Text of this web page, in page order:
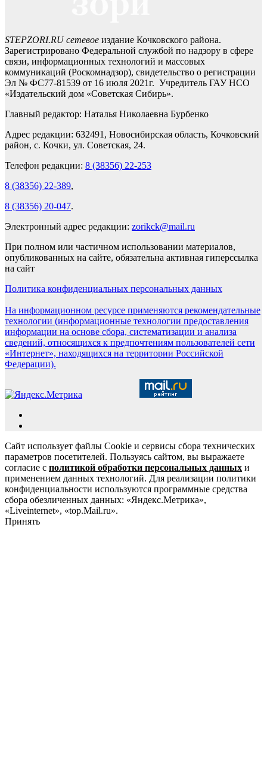
STEPZORI.RU сетевое издание Кочковского района.
Зарегистрировано Федеральной службой по надзору в сфере
связи, информационных технологий и массовых
коммуникаций (Роскомнадзор), свидетельство о регистрации
Эл № ФС77-81539 от 16 июля 2021г. Учредитель ГАУ НСО
«Издательский дом «Советская Сибирь».
Главный редактор: Наталья Николаевна Бурбенко
Адрес редакции: 632491, Новосибирская область, Кочковский
район, с. Кочки, ул. Советская, 24.
Телефон редакции: 8 (38356) 22-253
8 (38356) 22-389,
8 (38356) 20-047.
Электронный адрес редакции: zorikck@mail.ru
При полном или частичном использовании материалов,
опубликованных на сайте, обязательна активная гиперссылка
на сайт
Политика конфиденциальных персональных данных
На информационном ресурсе применяются рекомендательные
технологии (информационные технологии предоставления
информации на основе сбора, систематизации и анализа
сведений, относящихся к предпочтениям пользователей сети
«Интернет», находящихся на территории Российской
Федерации).
Сайт использует файлы Cookie и сервисы сбора технических
параметров посетителей. Пользуясь сайтом, вы выражаете
согласие с политикой обработки персональных данных и
применением данных технологий. Для реализации политики
конфиденциальности используются программные средства
сбора обезличенных данных: «Яндекс.Метрика»,
«Liveinternet», «top.Mail.ru».
Принять